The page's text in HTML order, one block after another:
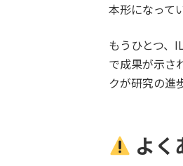
本形になって
もうひとつ、
で成果が示さ
クが研究の進
よく